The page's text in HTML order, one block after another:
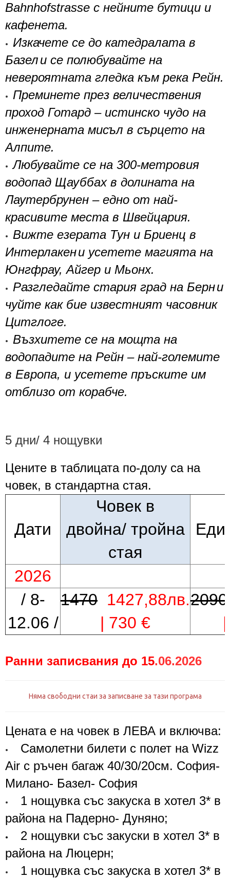
Bahnhofstrasse с нейните бутици и
кафенета.
• Изкачете се до катедралата в
Базели се полюбувайте на
невероятната гледка към река Рейн.
• Преминете през величествения
проход Готард – истинско чудо на
инженерната мисъл в сърцето на
Алпите.
•Любувайте се на 300-метровия
водопад Щауббах в долината на
Лаутербрунен – едно от най-
красивите места в Швейцария.
• Вижте езерата Тун и Бриенц в
Интерлакени усетете магията на
Юнгфрау, Айгер и Мьонх.
• Разгледайте стария град на Берни
чуйте как бие известният часовник
Цитглоге.
• Възхитете се на мощта на
водопадите на Рейн – най-големите
в Европа, и усетете пръските им
отблизо от корабче.
5 дни/ 4 нощувки
Цените в таблицата по-долу са на
човек, в стандартна стая.
Дати
Човек в
двойна/ тройна
стая
2026
/ 8-
12.06 /
1470 1427,88лв.
| 730 €
2090
Ранни записвания до 15.06.2026
Няма свободни стаи за записване за тази програма
Цената е на човек в ЛЕВА и включва:
• Самолетни билети с полет на Wizz
Air с ръчен багаж 40/30/20см. София-
Милано- Базел- София
• 1 нощувка със закуска в хотел 3* в
района на Падерно- Дуняно;
• 2 нощувки със закуски в хотел 3* в
района на Люцерн;
• 1 нощувка със закуска в хотел 3* в